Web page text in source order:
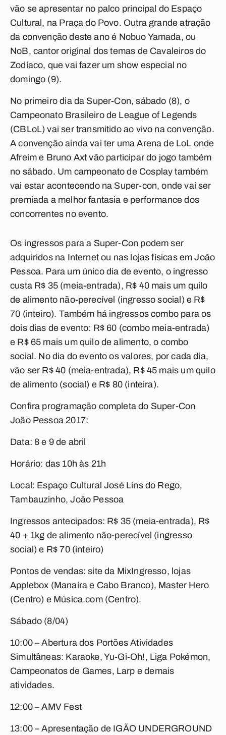
vão se apresentar no palco principal do Espaço
Cultural, na Praça do Povo. Outra grande atração
da convenção deste ano é Nobuo Yamada, ou
NoB, cantor original dos temas de Cavaleiros do
Zodíaco, que vai fazer um show especial no
domingo (9).
No primeiro dia da Super-Con, sábado (8), o
Campeonato Brasileiro de League of Legends
(CBLoL) vai ser transmitido ao vivo na convenção.
A convenção ainda vai ter uma Arena de LoL onde
Afreim e Bruno Axt vão participar do jogo também
no sábado. Um campeonato de Cosplay também
vai estar acontecendo na Super-con, onde vai ser
premiada a melhor fantasia e performance dos
concorrentes no evento.
Os ingressos para a Super-Con podem ser
adquiridos na Internet ou nas lojas físicas em João
Pessoa. Para um único dia de evento, o ingresso
custa R$ 35 (meia-entrada), R$ 40 mais um quilo
de alimento não-perecível (ingresso social) e R$
70 (inteiro). Também há ingressos combo para os
dois dias de evento: R$ 60 (combo meia-entrada)
e R$ 65 mais um quilo de alimento, o combo
social. No dia do evento os valores, por cada dia,
vão ser R$ 40 (meia-entrada), R$ 45 mais um quilo
de alimento (social) e R$ 80 (inteira).
Confira programação completa do Super-Con
João Pessoa 2017:
Data: 8 e 9 de abril
Horário: das 10h às 21h
Local: Espaço Cultural José Lins do Rego,
Tambauzinho, João Pessoa
Ingressos antecipados: R$ 35 (meia-entrada), R$
40 + 1kg de alimento não-perecível (ingresso
social) e R$ 70 (inteiro)
Pontos de vendas: site da MixIngresso, lojas
Applebox (Manaíra e Cabo Branco), Master Hero
(Centro) e Música.com (Centro).
Sábado (8/04)
10:00 – Abertura dos Portões Atividades
Simultâneas: Karaoke, Yu-Gi-Oh!, Liga Pokémon,
Campeonatos de Games, Larp e demais
atividades.
12:00 – AMV Fest
13:00 – Apresentação de IGÃO UNDERGROUND